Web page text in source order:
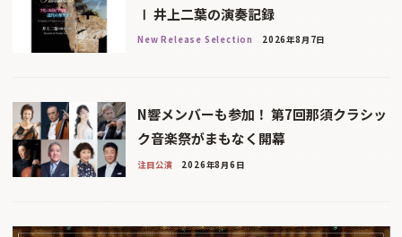
Ⅰ 井上二葉の演奏記録
New Release Selection 2026年8月7日
N響メンバーも参加！ 第7回那須クラシッ
ク音楽祭がまもなく開幕
注目公演 2026年8月6日